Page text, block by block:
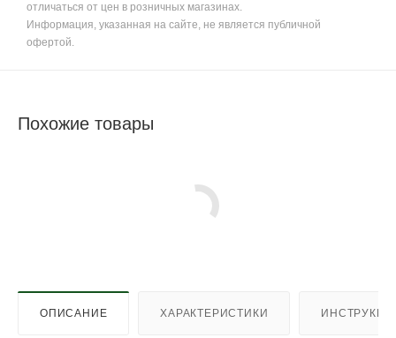
отличаться от цен в розничных магазинах.
Информация, указанная на сайте, не является публичной
офертой.
Похожие товары
ОПИСАНИЕ ХАРАКТЕРИСТИКИ